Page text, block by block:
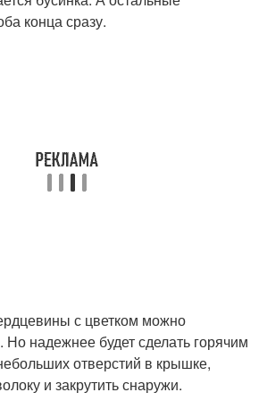
конца сразу.
с цветком можно
Но надежнее будет сделать горячим
отверстий в крышке,
и закрутить снаружи.